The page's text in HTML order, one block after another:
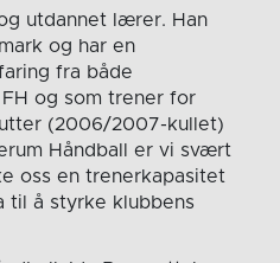
utdannet lærer. Han
og har en
fra både
og som trener for
(2006/2007-kullet)
Håndball er vi svært
oss en trenerkapasitet
til å styrke klubbens